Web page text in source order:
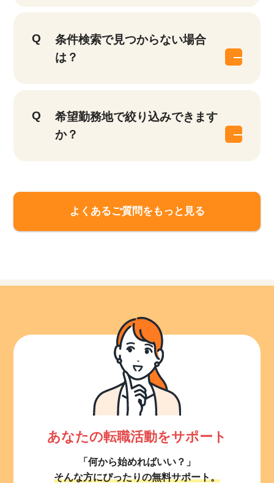
条件検索で見つからない場合
は？
希望勤務地で絞り込みできます
か？
よくあるご質問をもっと見る
あなたの転職活動をサポート
「何から始めればいい？」
そんな方にぴったりの無料サポート。
該当件数
件
他の条件を選択